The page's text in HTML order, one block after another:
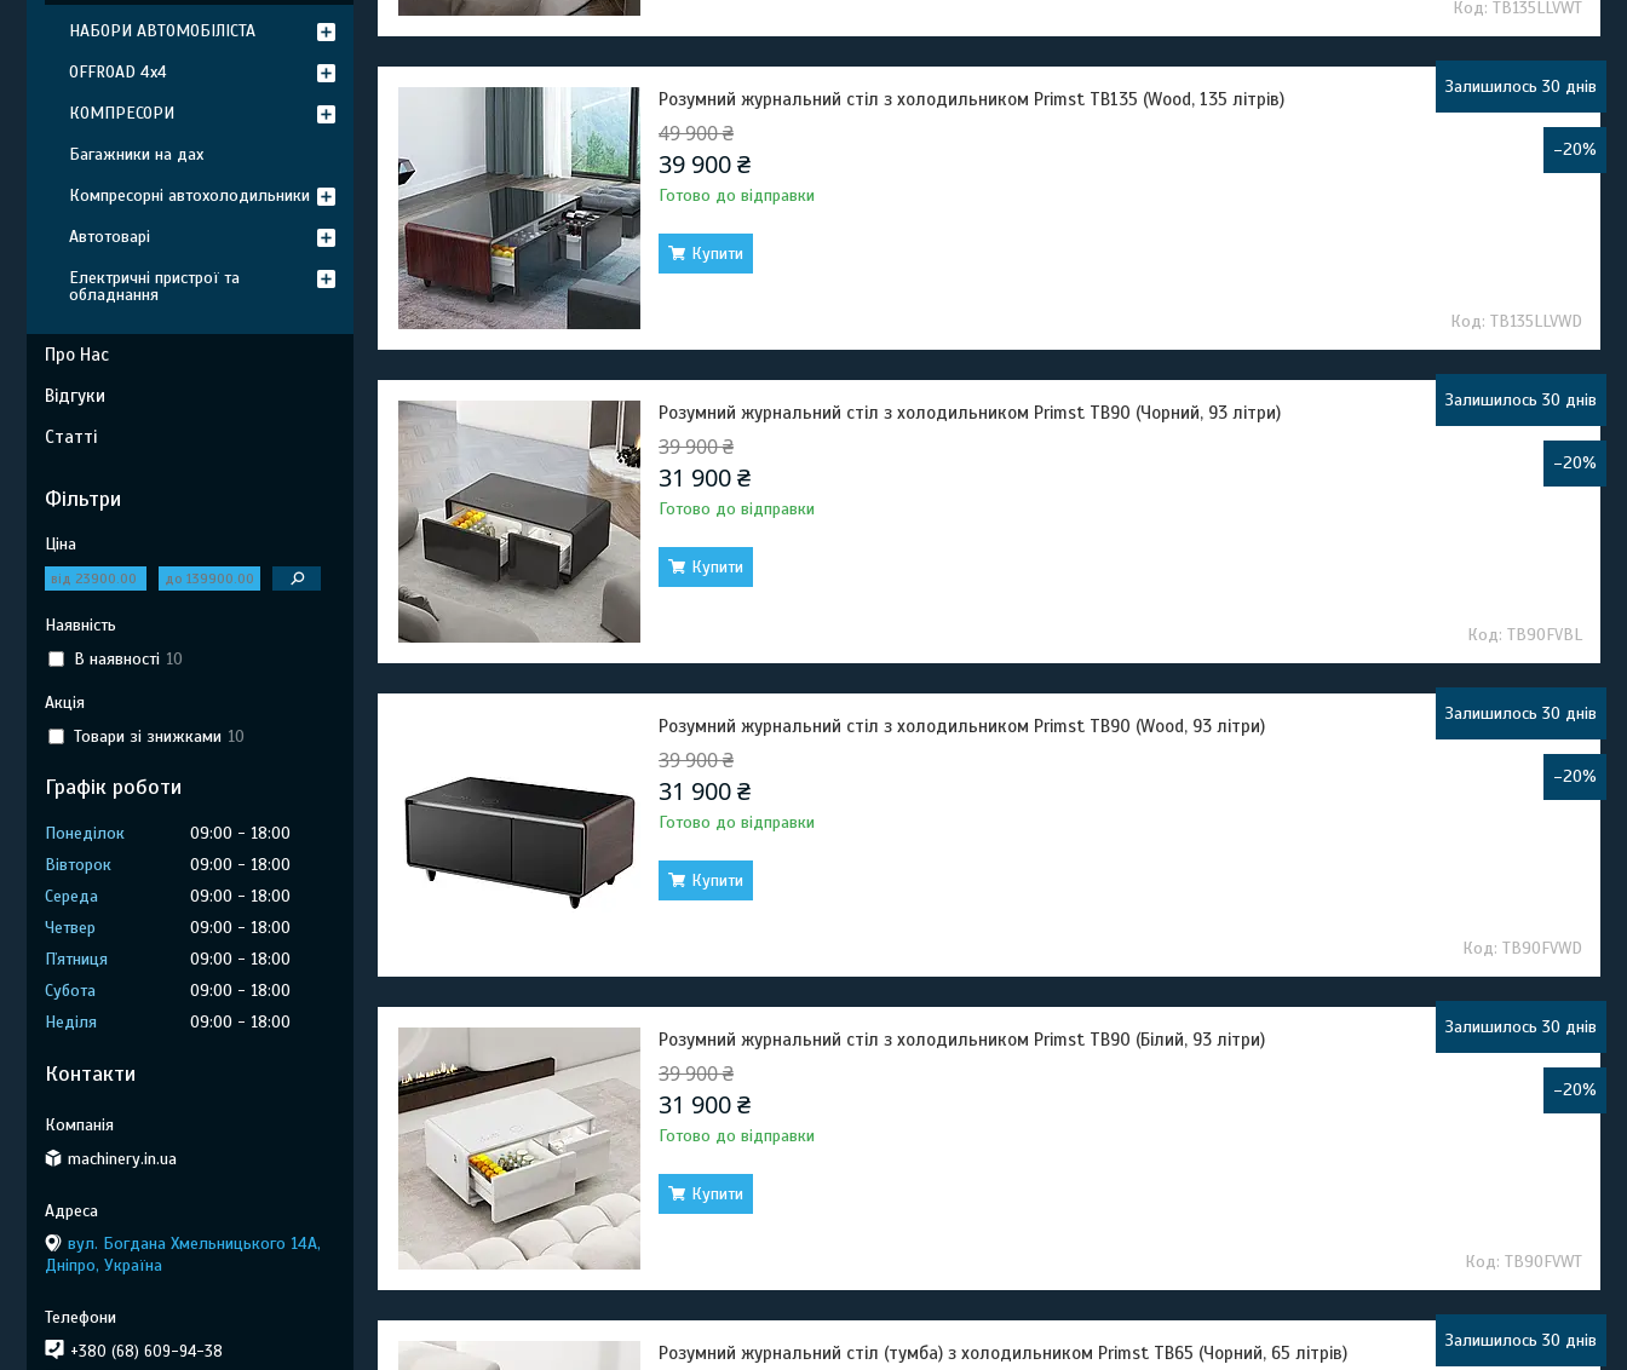
TB135LLVWT
–20%
Залишилось 30 днів
Розумний журнальний стіл з холодильником Primst TB135 (Wood, 135 літрів)
49 900 ₴
39 900 ₴
Готово до відправки
Купити
TB135LLVWD
–20%
Залишилось 30 днів
Розумний журнальний стіл з холодильником Primst TB90 (Чорний, 93 літри)
39 900 ₴
31 900 ₴
Готово до відправки
Купити
TB90FVBL
–20%
Залишилось 30 днів
Розумний журнальний стіл з холодильником Primst TB90 (Wood, 93 літри)
39 900 ₴
31 900 ₴
Готово до відправки
Купити
TB90FVWD
–20%
Залишилось 30 днів
Розумний журнальний стіл з холодильником Primst TB90 (Білий, 93 літри)
39 900 ₴
31 900 ₴
Готово до відправки
Купити
TB90FVWT
Залишилось 30 днів
Розумний журнальний стіл (тумба) з холодильником Primst TB65 (Чорний, 65 літрів)
НАБОРИ АВТОМОБІЛІСТА
OFFROAD 4х4
КОМПРЕСОРИ
Багажники на дах
Компресорні автохолодильники
Автотоварі
Електричні пристрої та
обладнання
Про Нас
Відгуки
Статті
Фільтри
Ціна
Наявність
В наявності 10
Акція
Товари зі знижками 10
Графік роботи
Понеділок 09:00
18:00
Вівторок
09:00
18:00
Середа
09:00
18:00
Четвер
09:00
18:00
Пʼятниця
09:00
18:00
Субота
09:00
18:00
Неділя
09:00 18:00
Контакти
machinery.in.ua
вул. Богдана Хмельницького 14А,
Дніпро, Україна
+380 (68) 609-94-38